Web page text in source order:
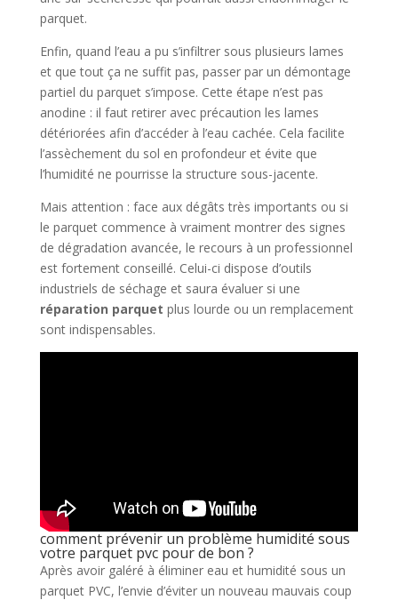
parquet.
Enfin, quand l’eau a pu s’infiltrer sous plusieurs lames
et que tout ça ne suffit pas, passer par un démontage
partiel du parquet s’impose. Cette étape n’est pas
anodine : il faut retirer avec précaution les lames
détériorées afin d’accéder à l’eau cachée. Cela facilite
l’assèchement du sol en profondeur et évite que
l’humidité ne pourrisse la structure sous-jacente.
Mais attention : face aux dégâts très importants ou si
le parquet commence à vraiment montrer des signes
de dégradation avancée, le recours à un professionnel
est fortement conseillé. Celui-ci dispose d’outils
industriels de séchage et saura évaluer si une
réparation parquet plus lourde ou un remplacement
sont indispensables.
comment prévenir un problème humidité sous
votre parquet pvc pour de bon ?
Après avoir galéré à éliminer eau et humidité sous un
parquet PVC, l’envie d’éviter un nouveau mauvais coup